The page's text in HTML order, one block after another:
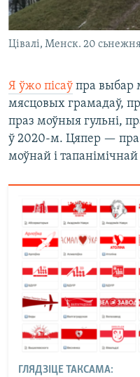
Цівалі, Менск. 20
Я ўжо пісаў пра выбар
мясцовых грамадаў,
праз моўныя гульні,
ў 2020-м. Цяпер — пра
моўнай і
ГЛЯДЗІЦЕ ТАКСАМА: